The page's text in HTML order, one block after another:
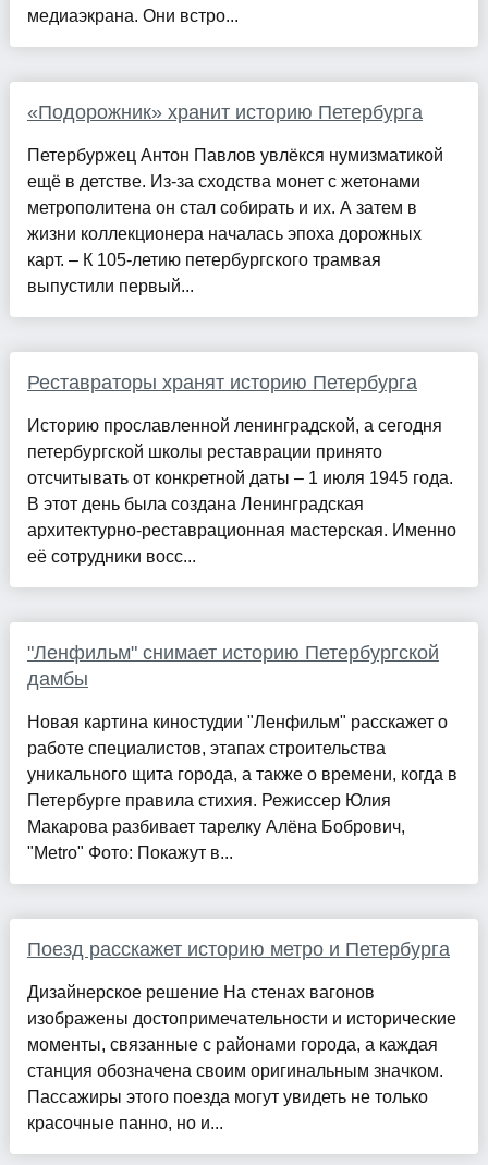
медиаэкрана. Они встро...
«Подорожник» хранит историю Петербурга
Петербуржец Антон Павлов увлёкся нумизматикой
ещё в детстве. Из-за сходства монет с жетонами
метрополитена он стал собирать и их. А затем в
жизни коллекционера началась эпоха дорожных
карт. – К 105-летию петербургского трамвая
выпустили первый...
Реставраторы хранят историю Петербурга
Историю прославленной ленинградской, а сегодня
петербургской школы реставрации принято
отсчитывать от конкретной даты – 1 июля 1945 года.
В этот день была создана Ленинградская
архитектурно-реставрационная мастерская. Именно
её сотрудники восс...
"Ленфильм" снимает историю Петербургской
дамбы
Новая картина киностудии "Ленфильм" расскажет о
работе специалистов, этапах строительства
уникального щита города, а также о времени, когда в
Петербурге правила стихия. Режиссер Юлия
Макарова разбивает тарелку Алёна Бобрович,
"Metro" Фото: Покажут в...
Поезд расскажет историю метро и Петербурга
Дизайнерское решение На стенах вагонов
изображены достопримечательности и исторические
моменты, связанные с районами города, а каждая
станция обозначена своим оригинальным значком.
Пассажиры этого поезда могут увидеть не только
красочные панно, но и...